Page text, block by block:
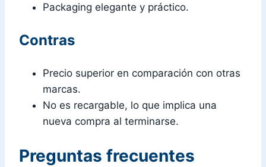
Packaging elegante y práctico.
Contras
Precio superior en comparación con otras
marcas.
No es recargable, lo que implica una
nueva compra al terminarse.
Preguntas frecuentes